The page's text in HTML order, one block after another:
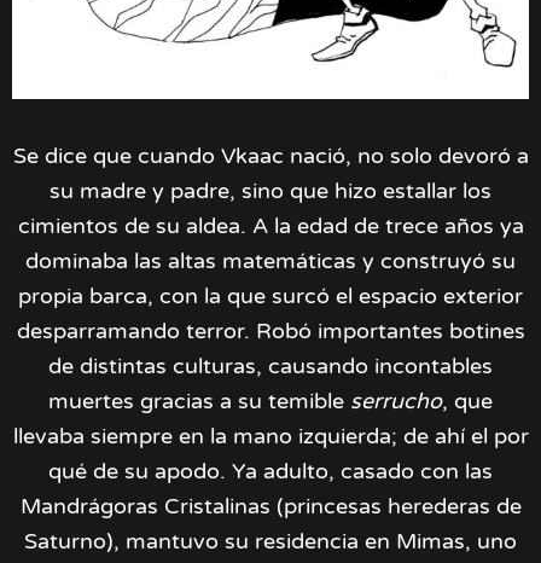
Se dice que cuando Vkaac nació, no solo devoró a
su madre y padre, sino que hizo estallar los
cimientos de su aldea. A la edad de trece años ya
dominaba las altas matemáticas y construyó su
propia barca, con la que surcó el espacio exterior
desparramando terror. Robó importantes botines
de distintas culturas, causando incontables
muertes gracias a su temible serrucho, que
llevaba siempre en la mano izquierda; de ahí el por
qué de su apodo. Ya adulto, casado con las
Mandrágoras Cristalinas (princesas herederas de
Saturno), mantuvo su residencia en Mimas, uno